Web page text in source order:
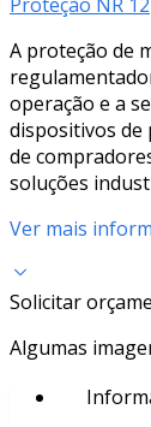
A proteção de
operação e a
dispositivos de
de
soluções
Ver mais
Solicitar
Algumas